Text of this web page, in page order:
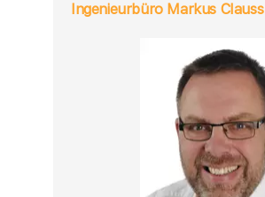
Ingenieurbüro Markus Clauss